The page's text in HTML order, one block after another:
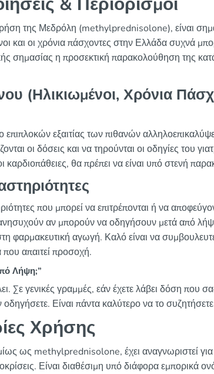
της Μεδρόλη (methylprednisolone), είναι
και οι χρόνια πάσχοντες στην Ελλάδα συχνά
σημασίας η προσεκτική παρακολούθηση της
(Ηλικιωμένοι, Χρόνια
επιπλοκών εξαιτίας των πιθανών
οι δόσεις και να τηρούνται οι οδηγίες του
καρδιοπάθειες, θα πρέπει να είναι υπό στενή
που μπορεί να επιτρέπονται ή να
αν μπορούν να οδηγήσουν μετά από
φαρμακευτική αγωγή. Καλό είναι να
απαιτεί προσοχή.
Λήψη;”
Σε γενικές γραμμές, εάν έχετε λάβει δόση που
Είναι πάντα καλύτερο να το
Χρήσης
ως methylprednisolone, έχει αναγνωριστεί για
Είναι διαθέσιμη υπό διάφορα εμπορικά